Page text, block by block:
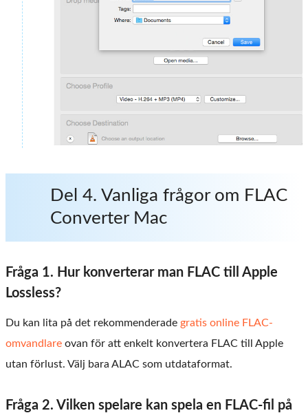
Del 4. Vanliga frågor om FLAC
Converter Mac
Fråga 1. Hur konverterar man FLAC till Apple
Lossless?
Du kan lita på det rekommenderade gratis online FLAC-
omvandlare ovan för att enkelt konvertera FLAC till Apple
utan förlust. Välj bara ALAC som utdataformat.
Fråga 2. Vilken spelare kan spela en FLAC-fil på